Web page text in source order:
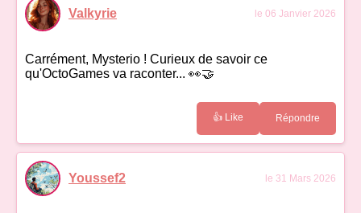
Valkyrie le 06 Janvier 2026
Carrément, Mysterio ! Curieux de savoir ce
qu'OctoGames va raconter... 👀🤝
👍 Like Répondre
Youssef2 le 31 Mars 2026